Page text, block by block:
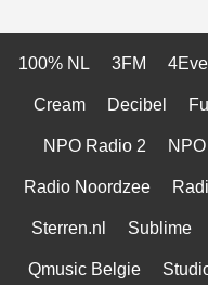
100% NL 3FM
Cream Decibel
NPO Radio 2
Radio Noordzee
Sterren.nl Sublime
Qmusic Belgie